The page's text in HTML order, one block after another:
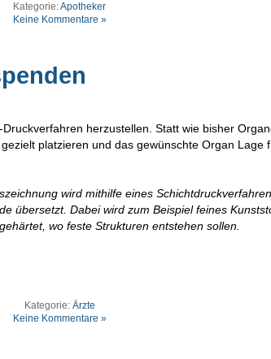
Kategorie:Apotheker
Keine Kommentare »
herzustellen. Statt wie bisher
platzieren und das gewünschte Organ Lage
wird mithilfe eines
übersetzt. Dabei wird zum Beispiel feines
wo feste Strukturen entstehen sollen.
Kategorie: Ärzte
Keine Kommentare »